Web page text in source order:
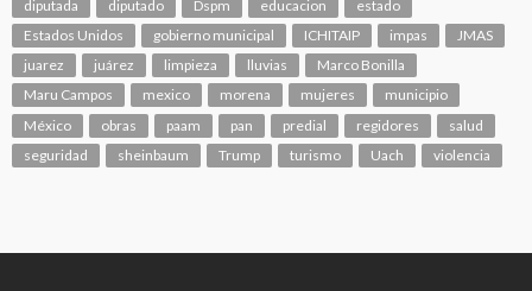
diputada
diputado Dspm educacion
estado
Estados Unidos
gobierno municipal ICHITAIP impas
JMAS
juarez
juárez limpieza lluvias
Marco Bonilla
Maru Campos
mexico morena mujeres
municipio
México
obras paam pan predial regidores
salud
seguridad
sheinbaum Trump turismo Uach violencia